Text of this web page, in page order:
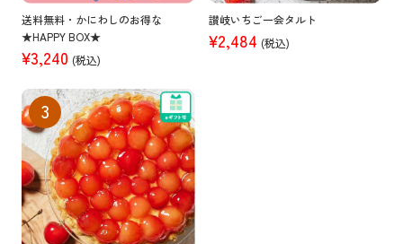
送料無料・かにわしのお得な
★HAPPY BOX★
¥3,240 (税込)
讃岐いちご一会タルト
¥2,484 (税込)